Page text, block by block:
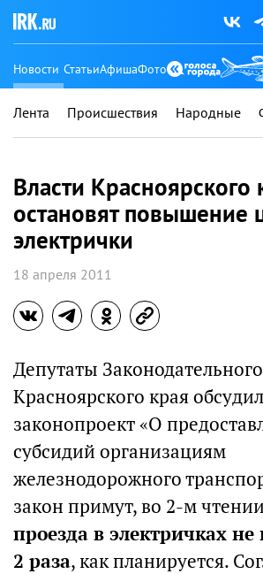
Новости СтатьиАфишаФото
Лента Происшествия Народные
Власти Красноярского
остановят повышение
электрички
18 апреля 2011
Депутаты
Красноярского края
законопроект «О
субсидий организациям
железнодорожного
закон примут, во 2-м чтении
проезда в электричках не
2 раза, как планируется.